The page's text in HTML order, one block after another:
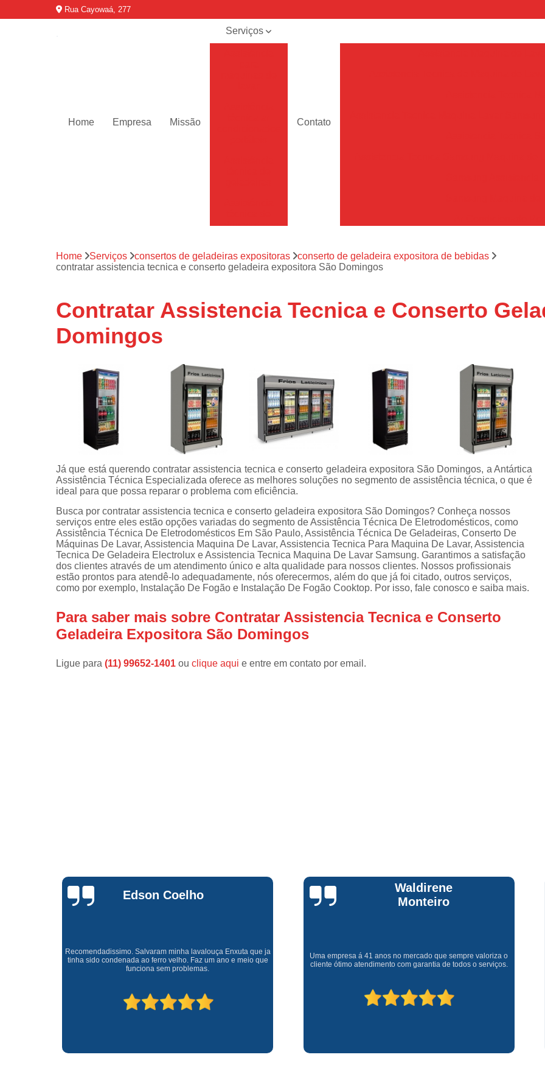
Rua Cayowaá, 277
Home Empresa Missão
Serviços
refrigeradores
técnica de
secadoras
fogão
Conserto de
máquinas de
Consertos de
Consertos de
expositoras
Instalação de
Instalação de
máquinas de
lavar roupa
Instalações de
lava e seca
Manutenções
Manutenções
em freezer
Contato
Assistencia Tecnica
Assistencia Tecnica Ar
Assistencia Tecnica
Assistencia Tecnica de
Assistencia Tecnica
Assistencia Tecnica para Ar Condicionado
Assistencia Tecnica de Geladeira Electrolux
Assistencia Tecnica Geladeira
Assistencia Tecnica Resfriar Geladeira
Electrolux Geladeira Assistencia
Geladeira Electrolux Assistencia
Assistencia Tecnica de Refrigerador Electrolux
Assistencia Tecnica Refrigerador
Assistencia Tecnica
Assistencia Tecnica Refrigerador Electrolux
Refrigerador Assistencia Tecnica
Assistencia Tecnica Maquina Secadora de
Assistencia Tecnica
Assistencia Tecnica
Assistencia Tecnica Forno Microondas
Conserto de Maquina de Lavar
Conserto Maquina de Lavar
Conserto Maquina Lavar Roupa
Home Serviços consertos de geladeiras expositoras
conserto de geladeira expositora de bebidas
contratar assistencia tecnica e conserto geladeira expositora São Domingos
Contratar Assistencia Tecnica e Conserto
Domingos
Já que está querendo contratar assistencia tecnica e conserto geladeira expositora São Domingos, a Antártica
Assistência Técnica Especializada oferece as melhores soluções no segmento de assistência técnica, o que é
ideal para que possa reparar o problema com eficiência.
Busca por contratar assistencia tecnica e conserto geladeira expositora São Domingos? Conheça nossos
serviços entre eles estão opções variadas do segmento de Assistência Técnica De Eletrodomésticos, como
Assistência Técnica De Eletrodomésticos Em São Paulo, Assistência Técnica De Geladeiras, Conserto De
Máquinas De Lavar, Assistencia Maquina De Lavar, Assistencia Tecnica Para Maquina De Lavar, Assistencia
Tecnica De Geladeira Electrolux e Assistencia Tecnica Maquina De Lavar Samsung. Garantimos a satisfação
dos clientes através de um atendimento único e alta qualidade para nossos clientes. Nossos profissionais
estão prontos para atendê-lo adequadamente, nós oferecermos, além do que já foi citado, outros serviços,
como por exemplo, Instalação De Fogão e Instalação De Fogão Cooktop. Por isso, fale conosco e saiba mais.
Para saber mais sobre Contratar Assistencia Tecnica e Conserto
Geladeira Expositora São Domingos
Ligue para (11) 99652-1401 ou clique aqui e entre em contato por email.
Waldirene
Monteiro
Uma empresa á 41 anos no mercado que sempre valoriza o
cliente ótimo atendimento com garantia de todos o serviços.
Claúdia
Andrullis
telefônico (q hj infelizmente é um problema), e a eficiência do
técnico Sr Henrique na solução do problema da minha lava e
seca q minha família não vive mais sem. #recomendo os